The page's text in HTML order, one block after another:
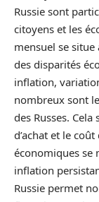
Russie sont
citoyens et les
mensuel se
des disparités
inflation,
nombreux sont
des Russes.
d’achat et le
économiques se
inflation
Russie permet